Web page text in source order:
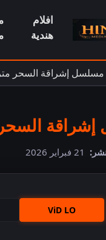
افلام
هندية
مسلسل إشراقة السحر
السحر
21 فبراير 2026
ViD LO